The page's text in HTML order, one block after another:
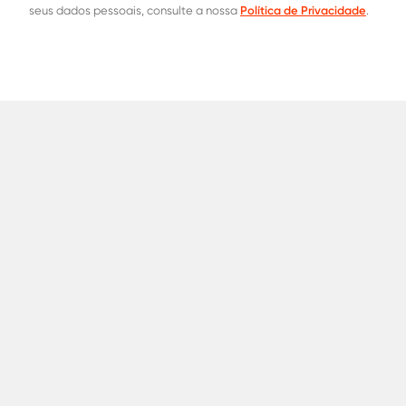
seus dados pessoais, consulte a nossa Política de Privacidade.